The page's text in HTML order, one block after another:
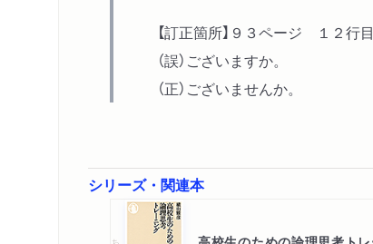
【訂正箇所】９３ページ １２行目
（誤）ございますか。
（正）ございませんか。
シリーズ・関連本